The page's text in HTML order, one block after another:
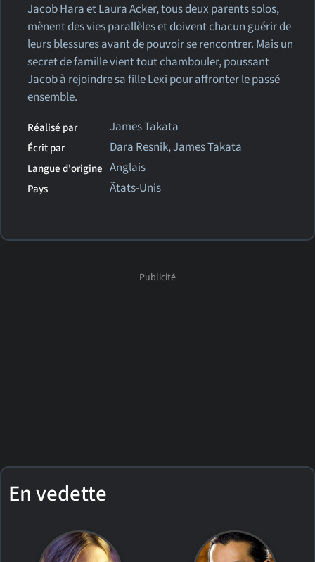
Jacob Hara et Laura Acker, tous deux parents solos,
mènent des vies parallèles et doivent chacun guérir de
leurs blessures avant de pouvoir se rencontrer. Mais un
secret de famille vient tout chambouler, poussant
Jacob à rejoindre sa fille Lexi pour affronter le passé
ensemble.
Réalisé par James Takata
Écrit par Dara Resnik, James Takata
Langue d'origine Anglais
Pays Ãtats-Unis
En vedette